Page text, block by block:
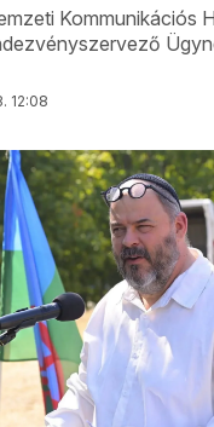
Kommunikációs
12:08